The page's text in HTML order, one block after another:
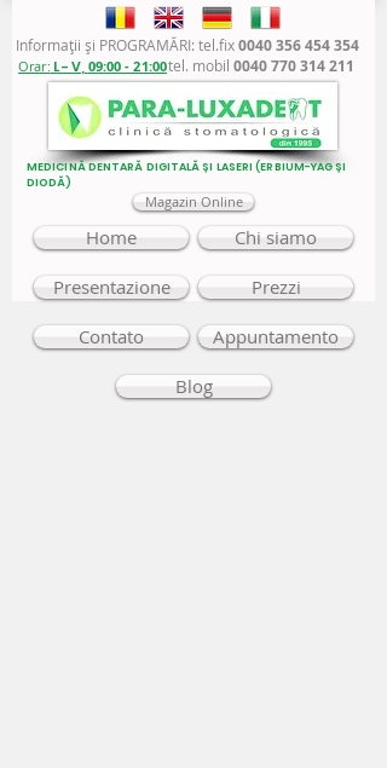
Informaţii şi PROGRAMĂRI: tel.fix0040 356 454 354
tel. mobil 0040 770 314 211
Orar: L - V, 09:00 - 21:00
MEDICINĂ DENTARĂ DIGITALĂ ȘI LASERI (ERBIUM-YAG ȘI
DIODĂ)
Magazin Online
Home Chi siamo
Presentazione Prezzi
Contato Appuntamento
Blog